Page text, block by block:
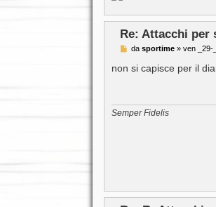
Re: Attacchi per
M
s
i
da sportime» ven _29-
non si capisce per il
Semper Fidelis